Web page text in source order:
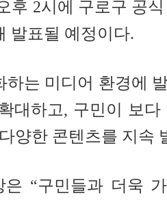
후 2시에 구로구 공
발표될 예정이다.
하는 미디어 환경에
대하고, 구민이 보
양한 콘텐츠를 지속
은 “구민들과 더욱